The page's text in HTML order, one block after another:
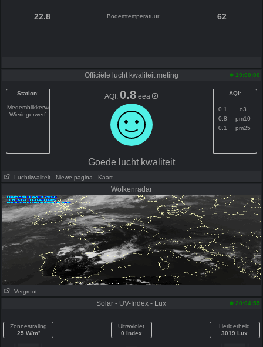
22.8 Bodemtemperatuur 62
Officiële lucht kwaliteit meting 19:00:00
Station:
Medemblikkerweg
Wieringerwerf
AQI:0.8 eea AQI:
0.1
o3
0.8
pm10
0.1
pm25
Goede lucht kwaliteit
Luchtkwaliteit - Niewe pagina - Kaart
Wolkenradar
Vergroot
Solar - UV-Index - Lux 20:04:55
Zonnestraling
25 W/m²
Ultraviolet
0 Index
Herlderheid
3019 Lux